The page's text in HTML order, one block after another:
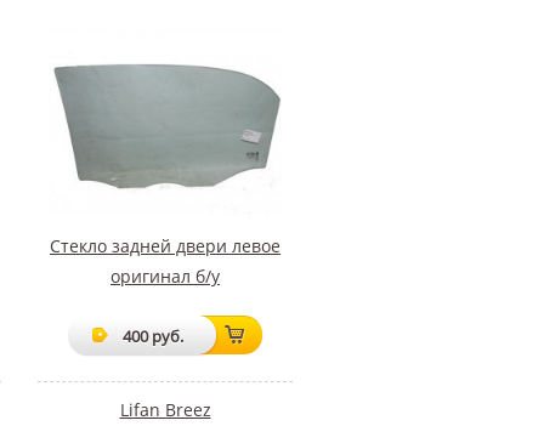
Стекло задней двери левое
оригинал б/у
400 руб.
Lifan Breez